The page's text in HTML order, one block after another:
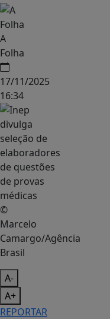
A
Folha
17/11/2025
16:34
©
Marcelo
Camargo/Agência
Brasil
A-
A+
REPORTAR